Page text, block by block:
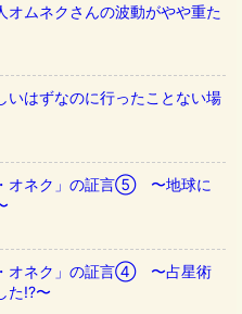
オムネクさんの波動がやや重た
はずなのに行ったことない場
オネク」の証言⑤ 〜地球に
オネク」の証言④ 〜占星術
た!?〜